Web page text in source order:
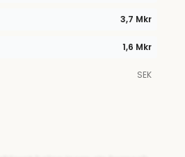
3,7 Mkr
1,6 Mkr
SEK